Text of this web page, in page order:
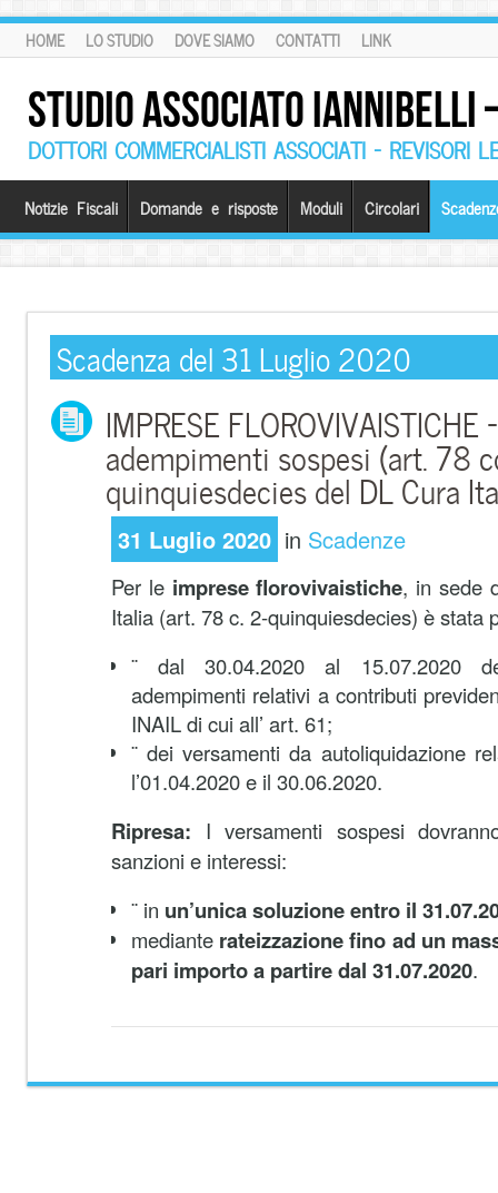
HOME LO STUDIO DOVE SIAMO CONTATTI LINK
STUDIO ASSOCIATO
DOTTORI COMMERCIALISTI ASSOCIATI – REVISORI
Notizie Fiscali Domande e risposte Moduli Circolari
Scadenza del 31 Luglio 2020
IMPRESE FLOROVIVAISTICHE
adempimenti sospesi (art. 78
quinquiesdecies del DL Cura
31 Luglio 2020 in Scadenze
Per leimprese florovivaistiche, in sede
Italia (art. 78 c. 2-quinquiesdecies) è stata
¨ dal 30.04.2020 al 15.07.2020
adempimenti relativi a contributi
INAIL di cui all’ art. 61;
¨ dei versamenti da autoliquidazione
l’01.04.2020 e il 30.06.2020.
Ripresa: I versamenti sospesi
sanzioni e interessi:
¨ in un’unica soluzione entro il
mediante rateizzazione fino ad un
pari importo a partire dal 31.07.2020.